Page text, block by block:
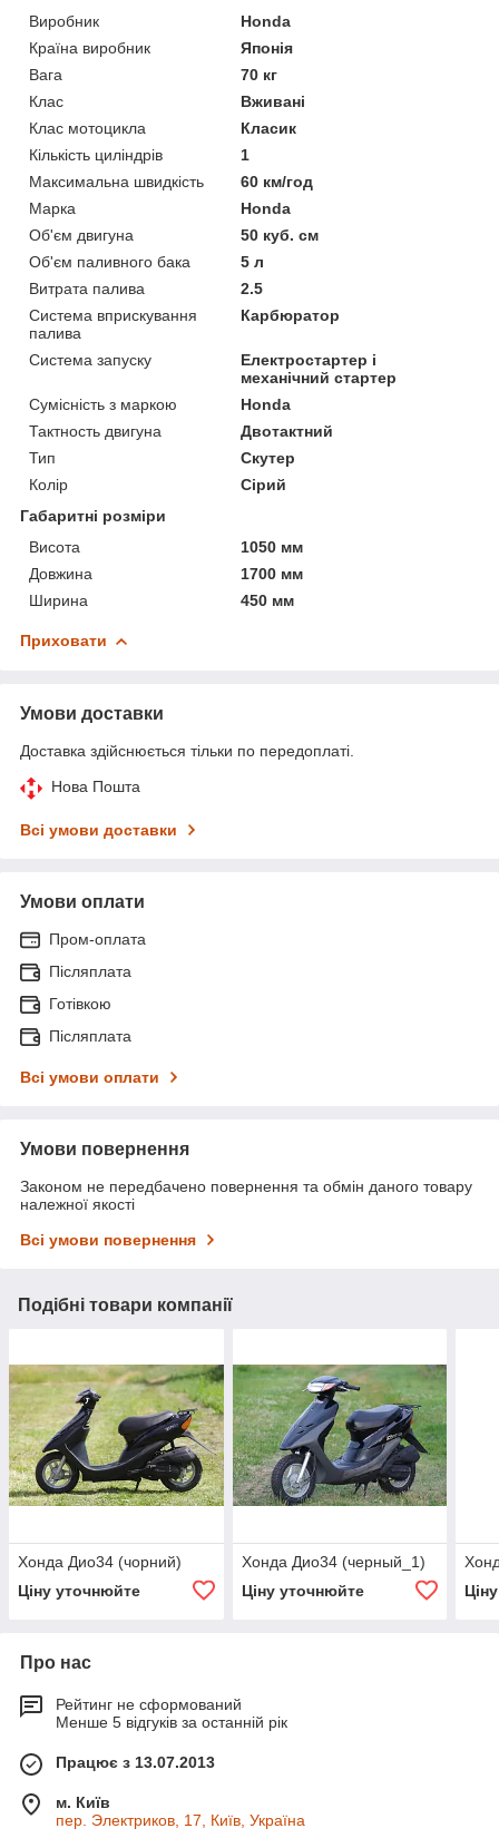
Виробник
Honda
Країна виробник
Японія
Вага
70 кг
Клас
Вживані
Клас мотоцикла
Класик
Кількість циліндрів
1
Максимальна швидкість
60 км/год
Марка
Honda
Об'єм двигуна
50 куб. см
Об'єм паливного бака
5 л
Витрата палива
2.5
Система вприскування
палива
Карбюратор
Система запуску
Електростартер і
механічний стартер
Сумісність з маркою
Honda
Тактность двигуна
Двотактний
Тип
Скутер
Колір
Сірий
Габаритні розміри
Висота
1050 мм
Довжина
1700 мм
Ширина
450 мм
Приховати
Умови доставки
Доставка здійснюється тільки по передоплаті.
Нова Пошта
Всі умови доставки
Умови оплати
Пром-оплата
Післяплата
Готівкою
Післяплата
Всі умови оплати
Умови повернення
Законом не передбачено повернення та обмін даного товару
належної якості
Всі умови повернення
Подібні товари компанії
Хонда Дио34 (чорний)
Ціну уточнюйте
Хонда Дио34 (черный_1)
Ціну уточнюйте
Про нас
Рейтинг не сформований
Менше 5 відгуків за останній рік
Працює з 13.07.2013
м. Київ
пер. Электриков, 17, Київ, Україна